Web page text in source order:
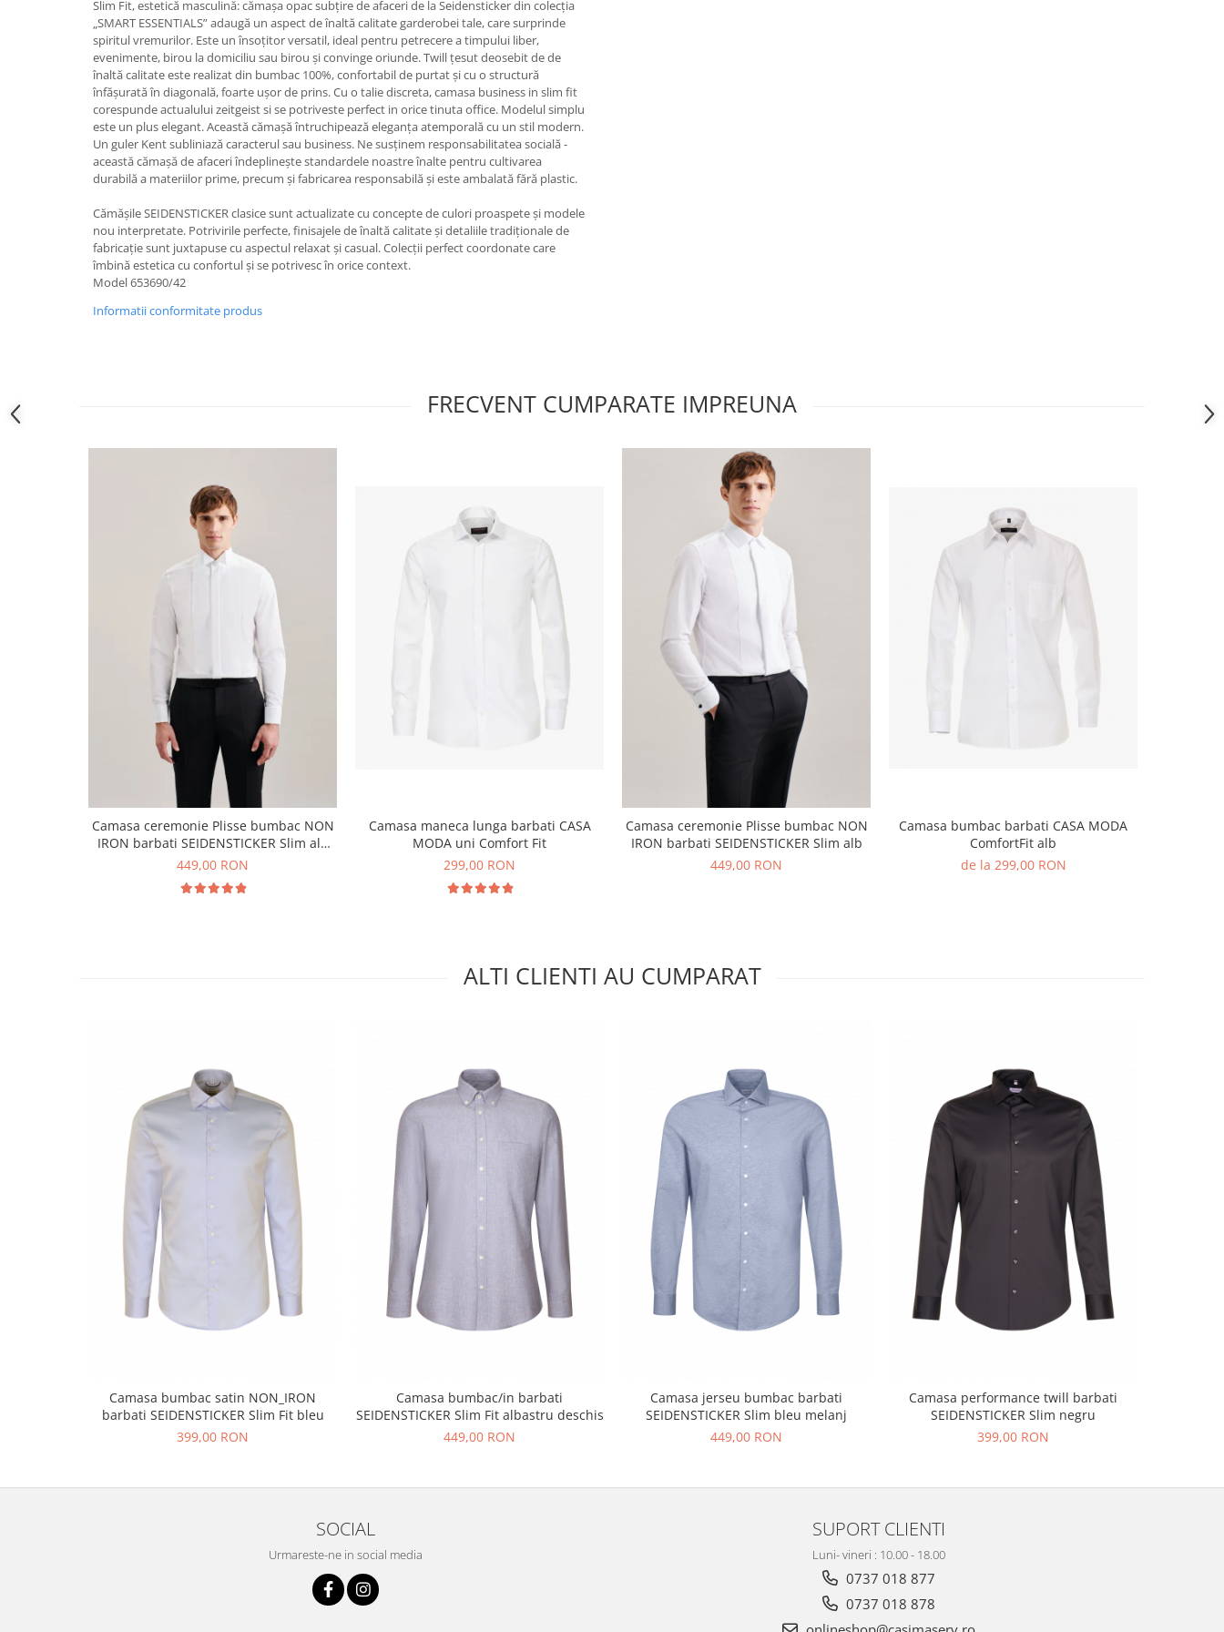
Slim Fit, estetică masculină: cămașa opac subțire de afaceri de la Seidensticker din colecția
„SMART ESSENTIALS” adaugă un aspect de înaltă calitate garderobei tale, care surprinde
spiritul vremurilor. Este un însoțitor versatil, ideal pentru petrecere a timpului liber,
evenimente, birou la domiciliu sau birou și convinge oriunde. Twill țesut deosebit de de
înaltă calitate este realizat din bumbac 100%, confortabil de purtat și cu o structură
înfășurată în diagonală, foarte ușor de prins. Cu o talie discreta, camasa business in slim fit
corespunde actualului zeitgeist si se potriveste perfect in orice tinuta office. Modelul simplu
este un plus elegant. Această cămașă întruchipează eleganța atemporală cu un stil modern.
Un guler Kent subliniază caracterul sau business. Ne susținem responsabilitatea socială -
această cămașă de afaceri îndeplinește standardele noastre înalte pentru cultivarea
durabilă a materiilor prime, precum și fabricarea responsabilă și este ambalată fără plastic.
Cămășile SEIDENSTICKER clasice sunt actualizate cu concepte de culori proaspete și modele
nou interpretate. Potrivirile perfecte, finisajele de înaltă calitate și detaliile tradiționale de
fabricație sunt juxtapuse cu aspectul relaxat și casual. Colecții perfect coordonate care
îmbină estetica cu confortul și se potrivesc în orice context.
Model 653690/42
Informatii conformitate produs
FRECVENT CUMPARATE IMPREUNA
Camasa ceremonie Plisse bumbac NON
IRON barbati SEIDENSTICKER Slim alb
pentru papion
449,00 RON
Camasa maneca lunga barbati CASA
MODA uni Comfort Fit
299,00 RON
Camasa ceremonie Plisse bumbac NON
IRON barbati SEIDENSTICKER Slim alb
449,00 RON
Camasa bumbac barbati CASA MODA
ComfortFit alb
de la 299,00 RON
ALTI CLIENTI AU CUMPARAT
Camasa bumbac satin NON_IRON
barbati SEIDENSTICKER Slim Fit bleu
399,00 RON
Camasa bumbac/in barbati
SEIDENSTICKER Slim Fit albastru deschis
449,00 RON
Camasa jerseu bumbac barbati
SEIDENSTICKER Slim bleu melanj
449,00 RON
Camasa performance twill barbati
SEIDENSTICKER Slim negru
399,00 RON
SOCIAL
Urmareste-ne in social media
SUPORT CLIENTI
Luni- vineri : 10.00 - 18.00
0737 018 877
0737 018 878